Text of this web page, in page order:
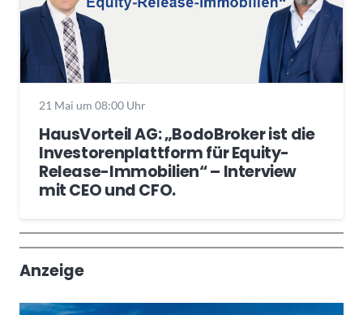
21 Mai um 08:00 Uhr
HausVorteil AG: „BodoBroker ist die
Investorenplattform für Equity-
Release-Immobilien“ – Interview
mit CEO und CFO.
Wochenrückblick
Trendthemen
Anzeige